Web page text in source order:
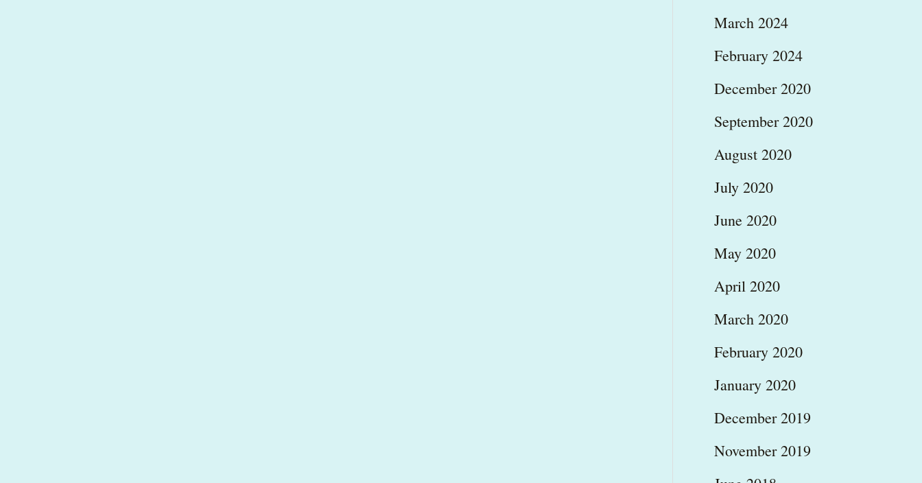
March 2024
February 2024
December 2020
September 2020
August 2020
July 2020
June 2020
May 2020
April 2020
March 2020
February 2020
January 2020
December 2019
November 2019